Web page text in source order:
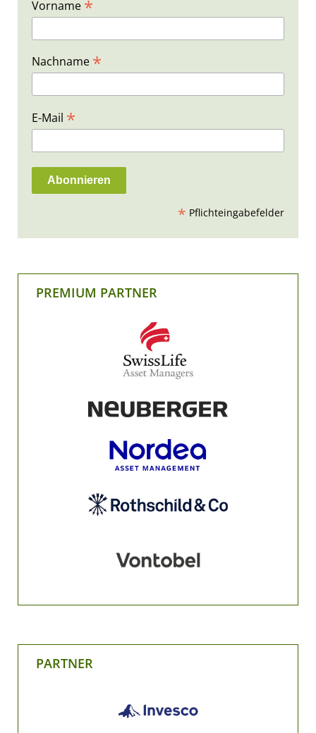
Vorname *
Nachname *
E-Mail *
* Pflichteingabefelder
PREMIUM PARTNER
PARTNER